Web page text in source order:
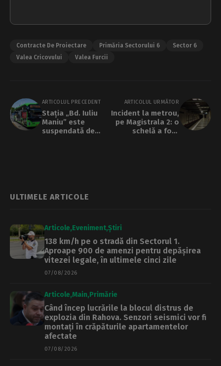
Contracte De Proiectare Primăria Sectorului 6
Sector 6
Valea Cricovului
Valea Furcii
ARTICOLUL PRECEDENT
Stația „Bd. Iuliu
Maniu” este
suspendată de
ARTICOLUL URMĂTOR
Incident la metrou,
pe Magistrala 2: o
schelă a fost
ULTIMELE ARTICOLE
Articole Eveniment Știri
138 km/h pe o stradă din Sectorul 1.
Aproape 900 de amenzi pentru depășirea
vitezei legale, în ultimele cinci zile
07/08/2026
Articole Main Primărie
Când încep lucrările la blocul distrus de
explozia din Rahova. Senzori seismici vor fi
montați în crăpăturile apartamentelor
afectate
07/08/2026